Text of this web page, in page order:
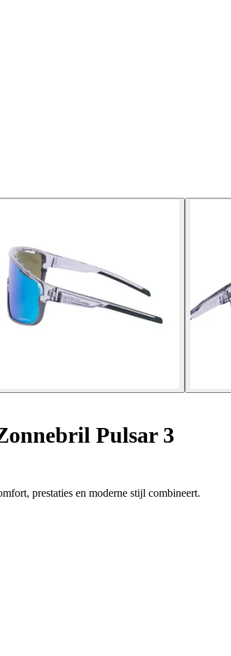
Pulsar 3
prestaties en moderne stijl combineert.